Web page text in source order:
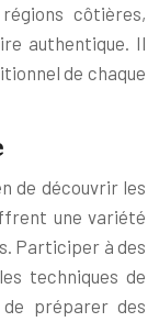
côtières,
authentique. Il
de chaque
de découvrir les
une variété
Participer à des
techniques de
de préparer des